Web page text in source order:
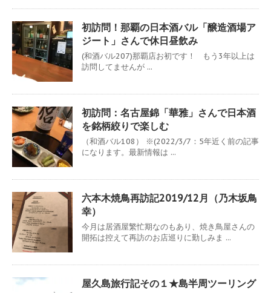
初訪問！那覇の日本酒バル「醸造酒場ア
ジート」さんで休日昼飲み
(和酒バル207)那覇店お初です！ もう3年以上は
訪問してませんが ...
初訪問：名古屋錦「華雅」さんで日本酒
を銘柄絞りで楽しむ
（和酒バル108） ※(2022/3/7：5年近く前の記事
になります。最新情報は ...
六本木焼鳥再訪記2019/12月（乃木坂鳥
幸）
今月は居酒屋繁忙期なのもあり、焼き鳥屋さんの
開拓は控えて再訪のお店巡りに勤しみま ...
屋久島旅行記その１★島半周ツーリング